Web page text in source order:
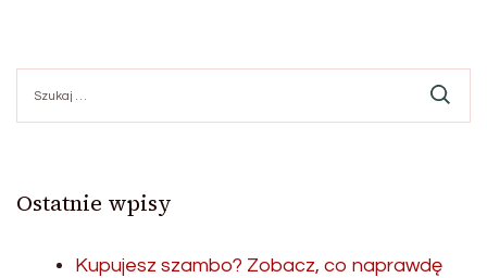
Ostatnie wpisy
Kupujesz szambo? Zobacz, co naprawdę